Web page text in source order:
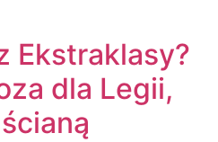
Ekstraklasy?
dla Legii,